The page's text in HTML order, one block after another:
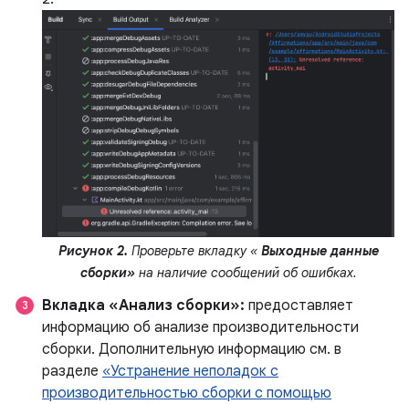
Рисунок 2. Проверьте вкладку « Выходные данные
сборки»на наличие сообщений об ошибках.
Вкладка «Анализ сборки»: предоставляет
информацию об анализе производительности
сборки. Дополнительную информацию см. в
разделе «Устранение неполадок с
производительностью сборки с помощью